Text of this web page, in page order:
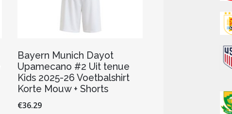
Bayern Munich Dayot
Upamecano #2 Uit tenue
Kids 2025-26 Voetbalshirt
Korte Mouw + Shorts
€36.29